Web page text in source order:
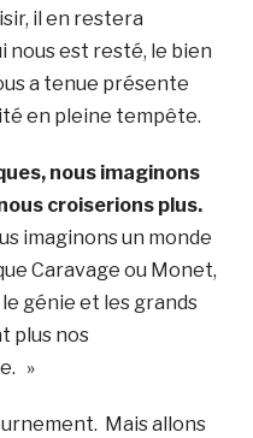
il en restera
nous est resté, le bien
a tenue présente
en pleine tempête.
nous imaginons
croiserions plus.
imaginons un monde
Caravage ou Monet,
le génie et les grands
plus nos
»
Mais allons